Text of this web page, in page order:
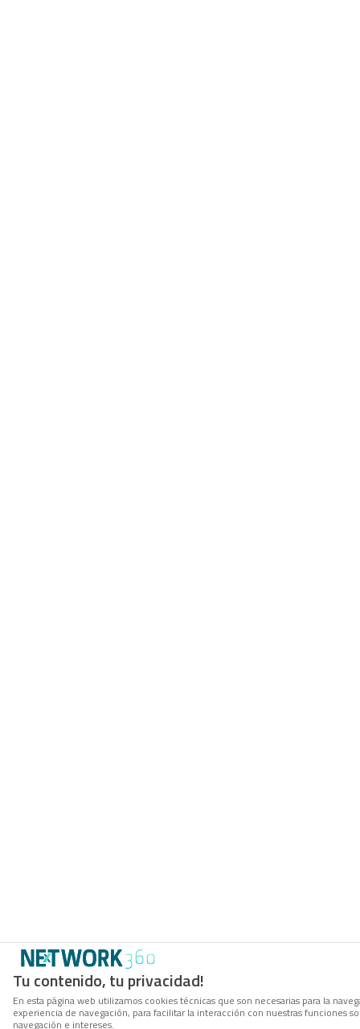
Tu contenido, tu privacidad!
En esta página web utilizamos cookies técnicas que son necesarias para la
experiencia de navegación, para facilitar la interacción con nuestras funciones
navegación e intereses.